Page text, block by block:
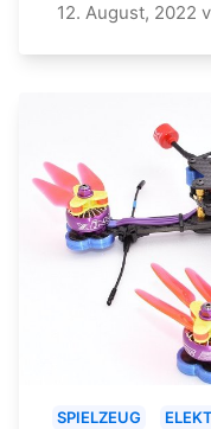
12. August, 2022
SPIELZEUG